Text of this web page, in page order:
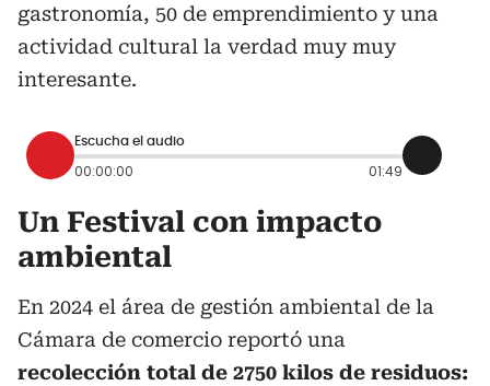
gastronomía, 50 de emprendimiento y una
actividad cultural la verdad muy muy
interesante.
Escucha el audio
00:00:00 01:49
Un Festival con impacto
ambiental
En 2024 el área de gestión ambiental de la
Cámara de comercio reportó una
recolección total de 2750 kilos de residuos: